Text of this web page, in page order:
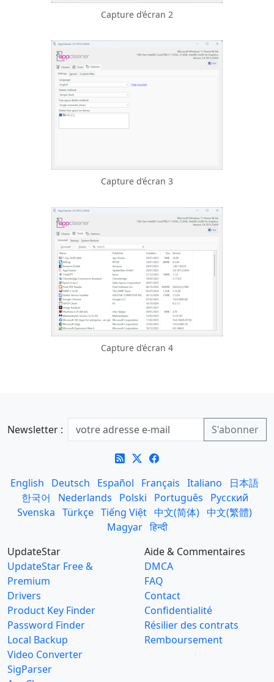
Capture d’écran 2
Capture d’écran 3
Capture d’écran 4
Newsletter :
English Deutsch Español Français Italiano
日本語
한국어
Nederlands Polski Português
Русский
Svenska Türkçe Tiếng Việt 中文(简体) 中文(繁體)
Magyar हिन्दी
UpdateStar
UpdateStar Free &
Premium
Drivers
Product Key Finder
Password Finder
Local Backup
Video Converter
SigParser
Aide & Commentaires
DMCA
FAQ
Contact
Confidentialité
Résilier des contrats
Remboursement